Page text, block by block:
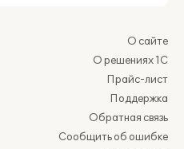
О сайте
О решениях 1С
Прайс-лист
Поддержка
Обратная связь
Сообщить об ошибке